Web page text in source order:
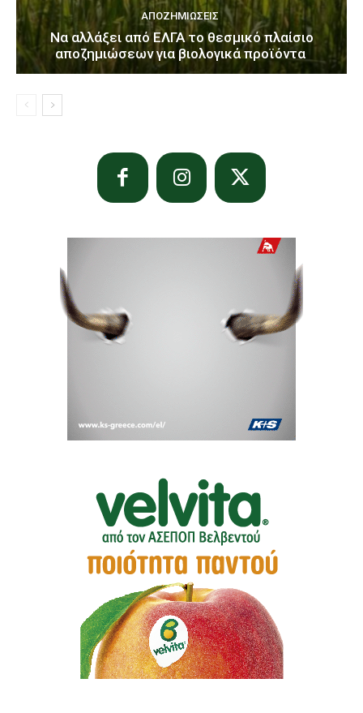
ΑΠΟΖΗΜΙΏΣΕΙΣ
Να αλλάξει από ΕΛΓΑ το θεσμικό πλαίσιο
αποζημιώσεων για βιολογικά προϊόντα